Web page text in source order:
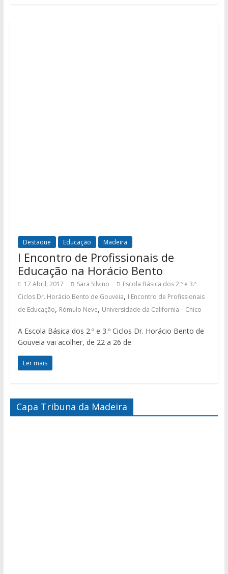
Destaque Educação Madeira
I Encontro de Profissionais de
Educação na Horácio Bento
17 Abril, 2017 Sara Silvino
Escola Básica dos 2.º e 3.º
Ciclos Dr. Horácio Bento de Gouveia, I Encontro de Profissionais
de Educação, Rómulo Neve, Universidade da California – Chico
A Escola Básica dos 2.º e 3.º Ciclos Dr. Horácio Bento de
Gouveia vai acolher, de 22 a 26 de
Ler mais
Capa Tribuna da Madeira